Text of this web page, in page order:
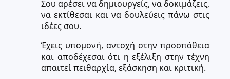
Σου αρέσει να δημιουργείς, να δοκιμάζεις,
να εκτίθεσαι και να δουλεύεις πάνω στις
ιδέες σου.
Έχεις υπομονή, αντοχή στην προσπάθεια
και αποδέχεσαι ότι η εξέλιξη στην τέχνη
απαιτεί πειθαρχία, εξάσκηση και κριτική.